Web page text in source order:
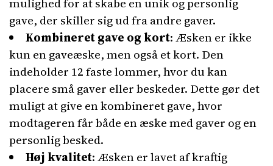
gave, der skiller sig ud fra andre gaver.
Kombineret gave og kort: Æsken er ikke
kun en gaveæske, men også et kort. Den
indeholder 12 faste lommer, hvor du kan
placere små gaver eller beskeder. Dette gør det
muligt at give en kombineret gave, hvor
modtageren får både en æske med gaver og en
personlig besked.
Høj kvalitet: Æsken er lavet af kraftig